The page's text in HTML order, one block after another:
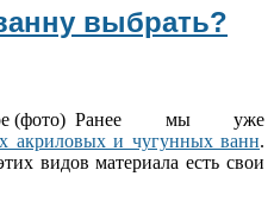
выбрать?
Ранее мы уже
акриловых и чугунных ванн.
видов материала есть свои